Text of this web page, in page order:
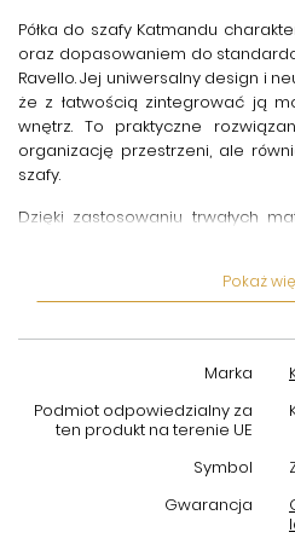
Półka do szafy Katmandu
oraz dopasowaniem do
Ravello. Jej uniwersalny design i
że z łatwością zintegrować ją
wnętrz. To praktyczne
organizację przestrzeni, ale
szafy.
Dzięki zastosowaniu trwałych
myślą o codziennym
szerokość umożliwiają
funkcjonalność Twojej przestrzeni
Wybierającpółkę do szafy Ravello
garderoby i pozwoli lepiej
idealne rozwiązanie dla osób
trwałość mebli. Postaw na
Pokaż
Marka
Podmiot odpowiedzialny za
ten produkt na terenie UE
Symbol
Gwarancja